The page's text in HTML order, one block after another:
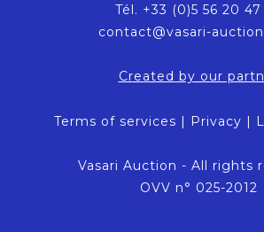
Tél. +33 (0)5 56 20 47
contact@vasari-
Created by our
Terms of services | Privacy |
Vasari Auction - All rights
OVV n° 025-2012